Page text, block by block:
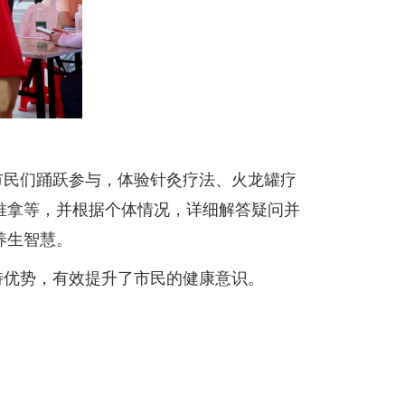
们踊跃参与，体验针灸疗法、火龙罐疗
等，并根据个体情况，详细解答疑问并
智慧。
势，有效提升了市民的健康意识。